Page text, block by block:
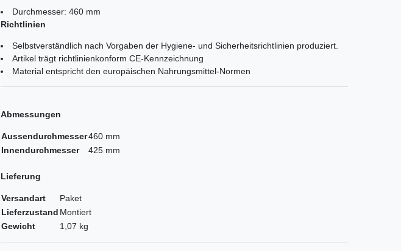
Durchmesser: 460 mm
Richtlinien
Selbstverständlich nach Vorgaben der Hygiene- und Sicherheitsrichtlinien produziert.
Artikel trägt richtlinienkonform CE-Kennzeichnung
Material entspricht den europäischen Nahrungsmittel-Normen
Abmessungen
Aussendurchmesser460 mm
Innendurchmesser
425 mm
Lieferung
Versandart
Paket
Lieferzustand Montiert
Gewicht
1,07 kg